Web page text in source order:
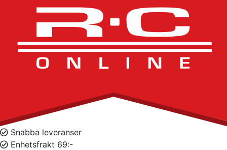
Snabba leveranser
Enhetsfrakt 69:-